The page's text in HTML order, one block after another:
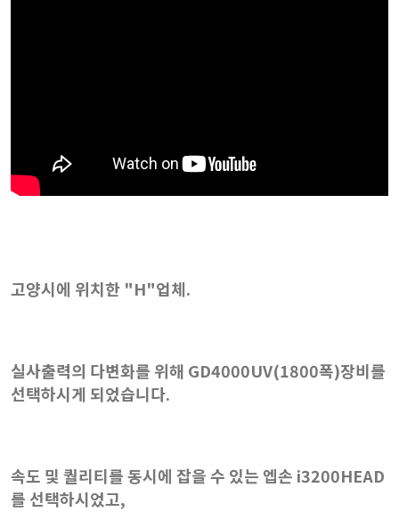
고양시에 위치한 "H"업체.
실사출력의 다변화를 위해 GD4000UV(1800폭)장비를
선택하시게 되었습니다.
속도 및 퀄리티를 동시에 잡을 수 있는 엡손 i3200HEAD
를 선택하시었고,